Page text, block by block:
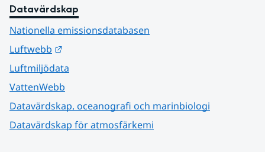
Datavärdskap
Nationella emissionsdatabasen
Luftwebb
Luftmiljödata
VattenWebb
Datavärdskap, oceanografi och marinbiologi
Datavärdskap för atmosfärkemi